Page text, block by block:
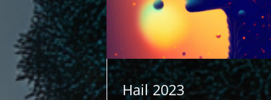
Hail 2023